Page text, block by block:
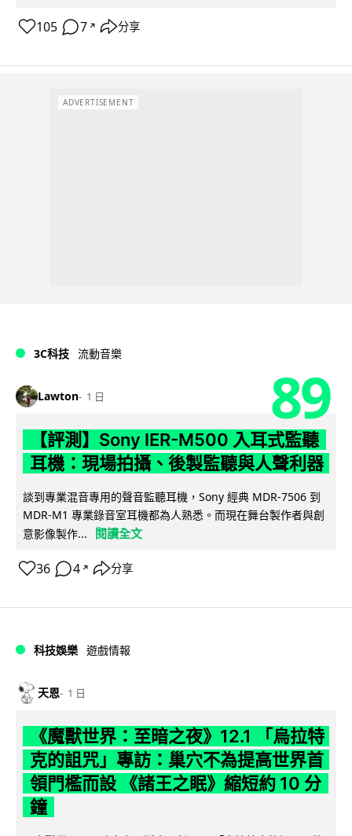
105 7 ↗ 分享
ADVERTISEMENT
3C科技 流動音樂
Lawton 1 日 89
【評測】Sony IER-M500 入耳式監聽
耳機：現場拍攝、後製監聽與人聲利器
談到專業混音專用的聲音監聽耳機，Sony 經典 MDR-7506 到
MDR-M1 專業錄音室耳機都為人熟悉。而現在舞台製作者與創
意影像製作...
閱讀全文
36 4 ↗ 分享
科技娛樂 遊戲情報
天恩 1 日
《魔獸世界：至暗之夜》12.1 「烏拉特
克的詛咒」專訪：巢穴不為提高世界首
領門檻而設 《諸王之眠》縮短約 10 分
鐘